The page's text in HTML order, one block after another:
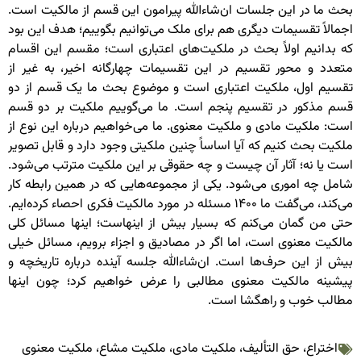
بحث ما در این جلسات ان‌شاءالله پیرامون این قسم از مالکیت است.
اجمالاً تقسیمات دیگری هم برای ملک می‌توانیم بگوییم؛ هدف این بود
که بدانیم اولاً بحث در ملکیت‌های اعتباری است؛ مقسم این اقسام
متعدد و محور تقسیم در این تقسیمات چهارگانه اخیر، به غیر از
تقسیم اول، ملکیت اعتباری است و موضوع بحث ما یک قسم از دو
قسم مذکور در تقسیم پنجم است. ما می‌گوییم ملکیت بر دو قسم
است: ملکیت مادی و ملکیت معنوی. ما می‌خواهیم درباره این نوع از
ملکیت بحث کنیم که آیا اساساً چنین ملکیتی وجود دارد و قابل تصویر
است یا نه؛ آثار آن چیست و چه حقوقی بر این ملکیت مترتب می‌شود.
شامل چه اموری می‌شود. یکی از مجموعه‌هایی که در همین رابطه کار
می‌کند، می‌گفت ما ۱۴۰۰ مسئله در مورد مالکیت فکری احصاء کرده‌ایم.
حتی من گمان می‌کنم که بسیار بیش از اینهاست؛ اینها مسائل کلی
مالکیت معنوی است، اما اگر در مصادیق و اجزاء برویم، مسائل خیلی
بیش از این حرف‌ها است. ان‌شاءالله جلسه آینده درباره تاریخچه و
پیشینه مالکیت معنوی مطالبی را عرض خواهیم کرد؛ چون اینها
مطالب خوب و راهگشا است.
اختراع، حق التألیف، ملکیت مادی، ملکیت مشاع، ملکیت معنوی